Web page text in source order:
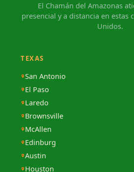
El Chamán del Amazonas
presencial y a distancia en estas
Unidos.
TEXAS
San Antonio
El Paso
Laredo
Brownsville
McAllen
Edinburg
Austin
Houston